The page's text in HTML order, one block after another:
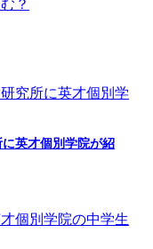
英才個別学院が紹